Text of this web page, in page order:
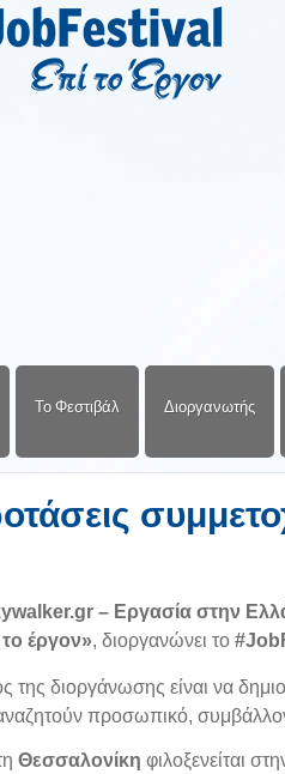
Το Φεστιβάλ Διοργανωτής
.gr – Εργασία στην
έργον», διοργανώνει το #
της διοργάνωσης είναι να
προσωπικό,
Θεσσαλονίκη φιλοξενείται